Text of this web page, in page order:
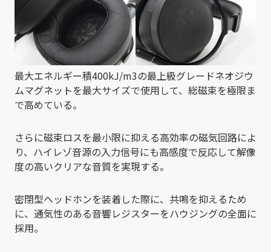
最大エネルギー積400kJ/m3の最上級グレードネオジウ
ムマグネットを最大サイズで使用して、総磁束を極限ま
で高めている。
さらに磁束ロスを最小限に抑える高効率の磁気回路によ
り、ハイレゾ音源の入力信号にも高感度で反応して解像
度の高いクリアな音質を実現する。
密閉型ヘッドホンを装着した際に、共鳴を抑えるため
に、通気性のある音響レジスターをハウジングの全面に
採用。